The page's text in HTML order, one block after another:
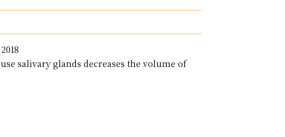
salivary glands decreases the volume of